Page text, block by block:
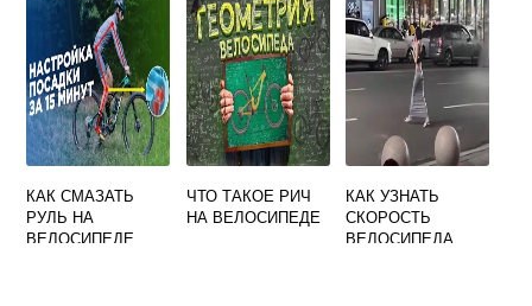
КАК СМАЗАТЬ
РУЛЬ НА
ВЕЛОСИПЕДЕ
ЧТО ТАКОЕ РИЧ
НА ВЕЛОСИПЕДЕ
КАК УЗНАТЬ
СКОРОСТЬ
ВЕЛОСИПЕДА